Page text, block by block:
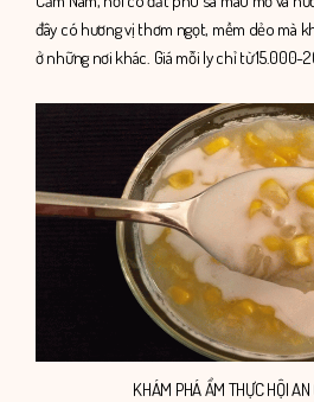
đây có hương vị thơm ngọt, mềm dẻo mà
ở những nơi khác. Giá mỗi ly chỉ từ 15.000-
KHÁM PHÁ ẨM THỰC HỘI